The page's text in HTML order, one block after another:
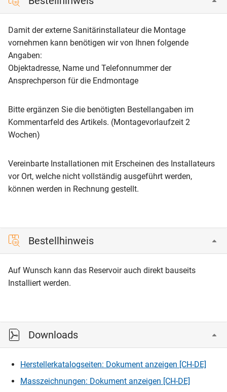
Damit der externe Sanitärinstallateur die Montage
vornehmen kann benötigen wir von Ihnen folgende
Angaben:
Objektadresse, Name und Telefonnummer der
Ansprechperson für die Endmontage
Bitte ergänzen Sie die benötigten Bestellangaben im
Kommentarfeld des Artikels. (Montagevorlaufzeit 2
Wochen)
Vereinbarte Installationen mit Erscheinen des Installateurs
vor Ort, welche nicht vollständig ausgeführt werden,
können werden in Rechnung gestellt.
Bestellhinweis
Auf Wunsch kann das Reservoir auch direkt bauseits
Installiert werden.
Downloads
Herstellerkatalogseiten: Dokument anzeigen [CH-DE]
Masszeichnungen: Dokument anzeigen [CH-DE]